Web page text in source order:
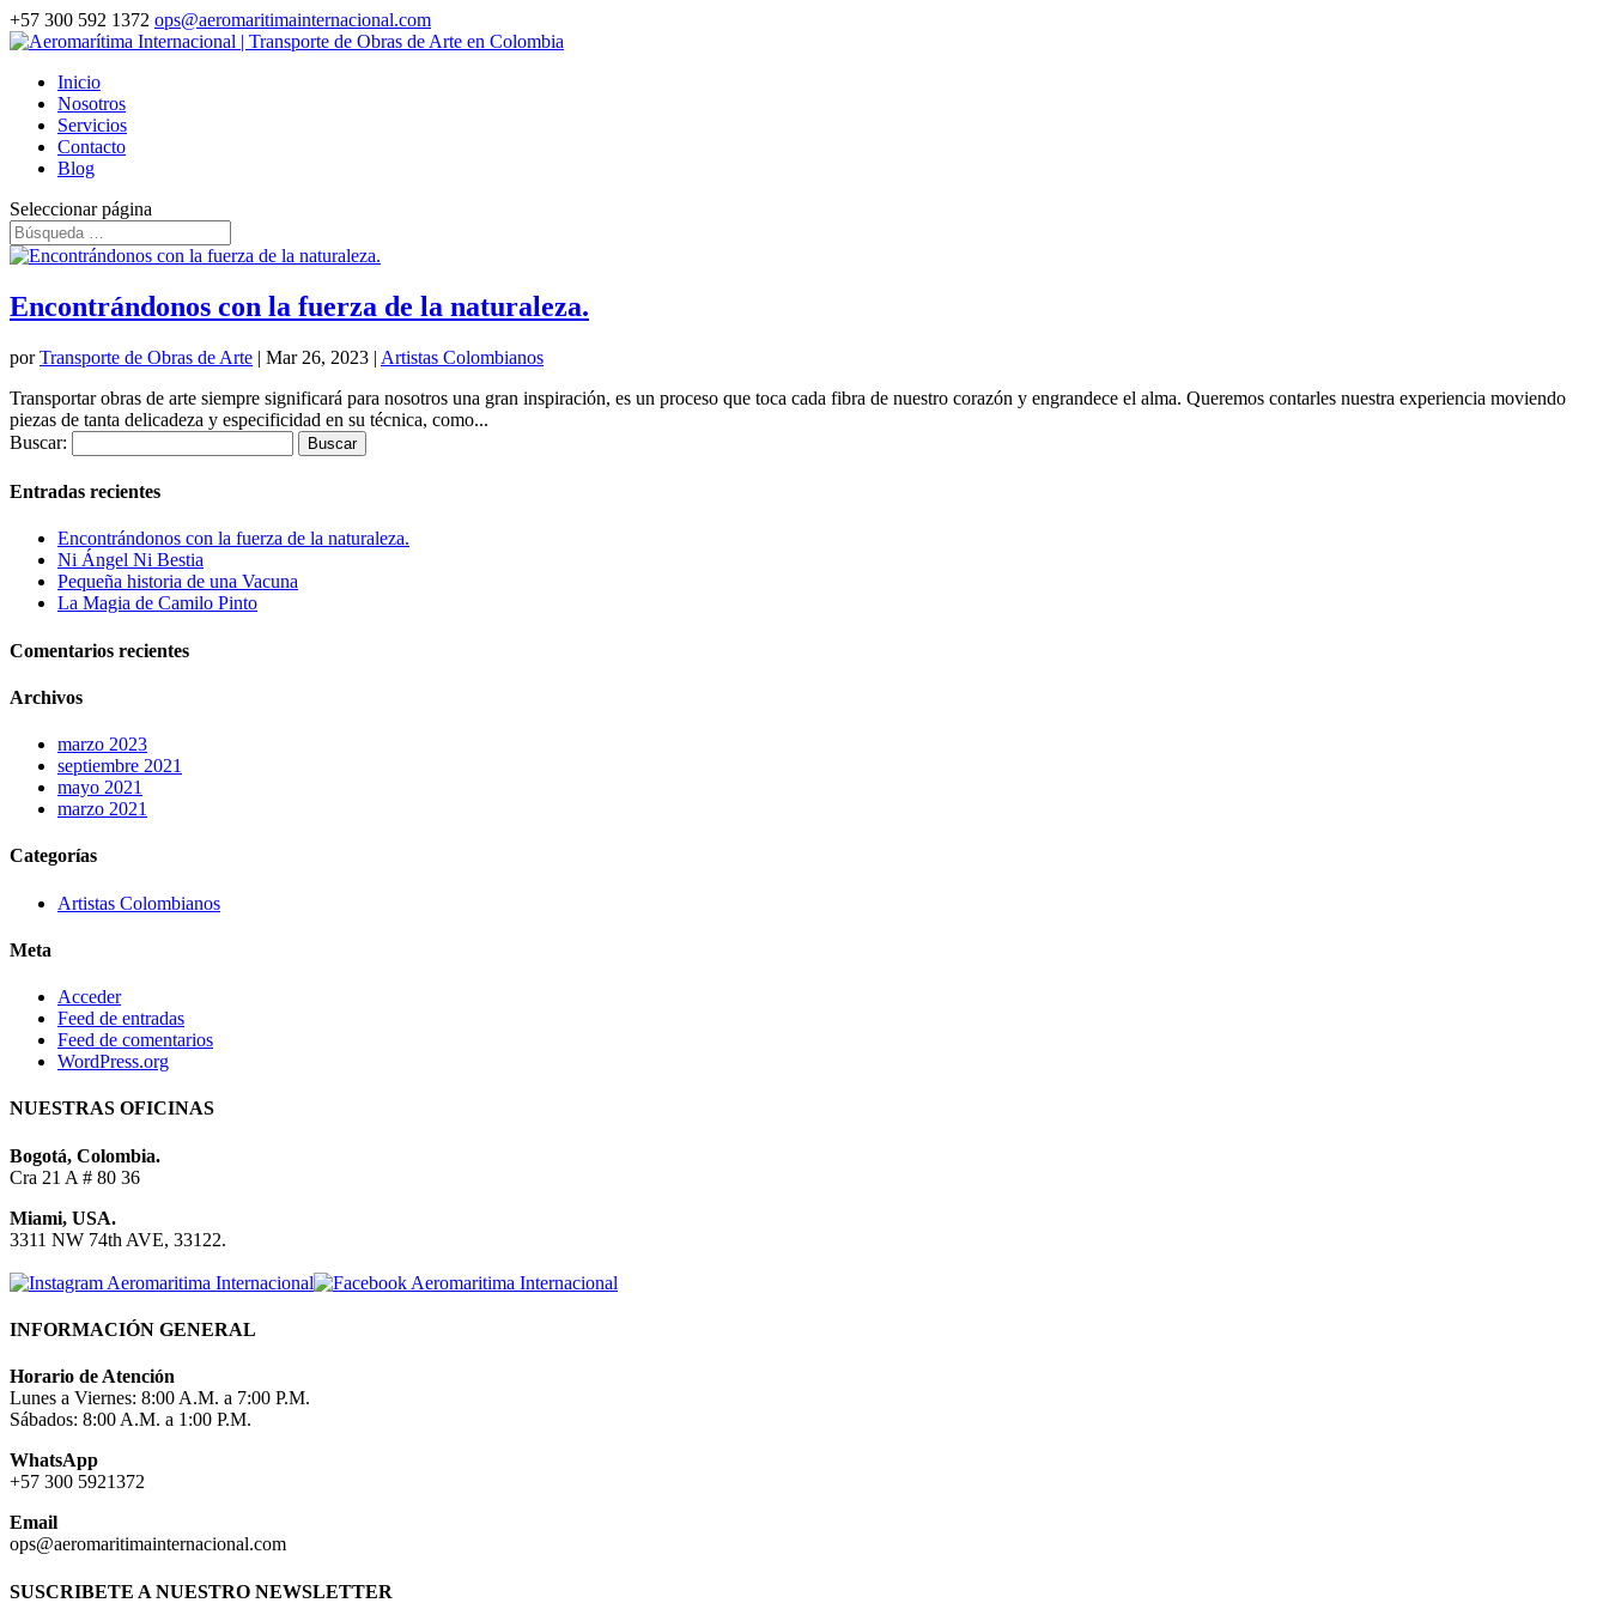
+57 300 592 1372 ops@aeromaritimainternacional.com
Inicio
Nosotros
Servicios
Contacto
Blog
Seleccionar página
Encontrándonos con la fuerza de la naturaleza.
porTransporte de Obras de Arte | Mar 26, 2023 | Artistas Colombianos
Transportar obras de arte siempre significará para nosotros una gran inspiración, es un proceso que toca cada fibra de nuestro corazón y engrandece el alma. Queremos contarles nuestra experiencia moviendo
piezas de tanta delicadeza y especificidad en su técnica, como...
Buscar:
Entradas recientes
Encontrándonos con la fuerza de la naturaleza.
Ni Ángel Ni Bestia
Pequeña historia de una Vacuna
La Magia de Camilo Pinto
Comentarios recientes
Archivos
marzo 2023
septiembre 2021
mayo 2021
marzo 2021
Categorías
Artistas Colombianos
Meta
Acceder
Feed de entradas
Feed de comentarios
WordPress.org
NUESTRAS OFICINAS
Bogotá, Colombia.
Cra 21 A # 80 36
Miami, USA.
3311 NW 74th AVE, 33122.
INFORMACIÓN GENERAL
Horario de Atención
Lunes a Viernes: 8:00 A.M. a 7:00 P.M.
Sábados: 8:00 A.M. a 1:00 P.M.
WhatsApp
+57 300 5921372
Email
ops@aeromaritimainternacional.com
SUSCRIBETE A NUESTRO NEWSLETTER